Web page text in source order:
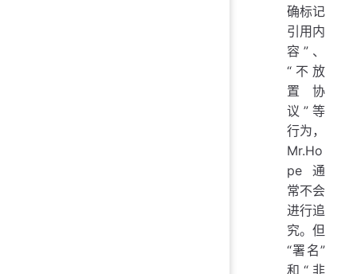
确标记
引用内
容”、
“不放
置协
议”等
行为，
Mr.Ho
pe 通
常不会
进行追
究。但
“署名”
和“非